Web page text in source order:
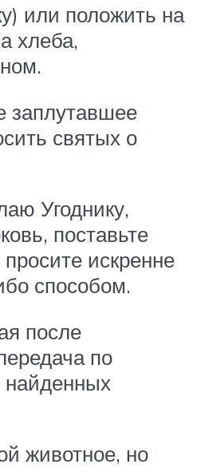
или положить на
хлеба,
заплутавшее
святых о
Угоднику,
поставьте
искренне
способом.
после
по
найденных
животное, но